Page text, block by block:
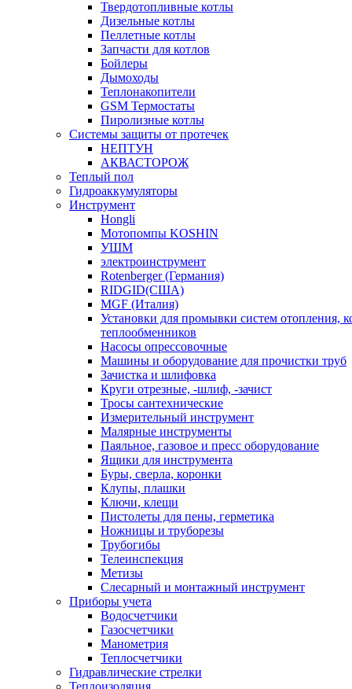
Твердотопливные котлы
Дизельные котлы
Пеллетные котлы
Запчасти для котлов
Бойлеры
Дымоходы
Теплонакопители
GSM Термостаты
Пиролизные котлы
Системы защиты от протечек
НЕПТУН
АКВАСТОРОЖ
Теплый пол
Гидроаккумуляторы
Инструмент
Hongli
Мотопомпы KOSHIN
УШМ
электроинструмент
Rotenberger (Германия)
RIDGID(США)
MGF (Италия)
Установки для промывки систем отопления,
теплообменников
Насосы опрессовочные
Машины и оборудование для прочистки труб
Зачистка и шлифовка
Круги отрезные, -шлиф, -зачист
Тросы сантехнические
Измерительный инструмент
Малярные инструменты
Паяльное, газовое и пресс оборудование
Ящики для инструмента
Буры, сверла, коронки
Клупы, плашки
Ключи, клещи
Пистолеты для пены, герметика
Ножницы и труборезы
Трубогибы
Телеинспекция
Метизы
Слесарный и монтажный инструмент
Приборы учета
Водосчетчики
Газосчетчики
Манометрия
Теплосчетчики
Гидравлические стрелки
Теплоизоляция